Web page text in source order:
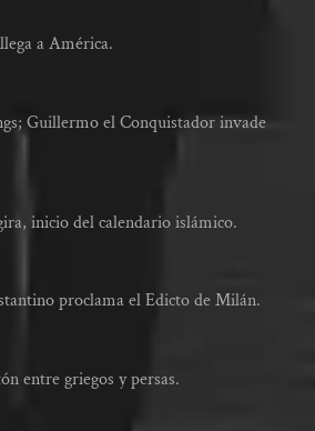
a América.
Guillermo el Conquistador invade
inicio del calendario islámico.
proclama el Edicto de Milán.
entre griegos y persas.